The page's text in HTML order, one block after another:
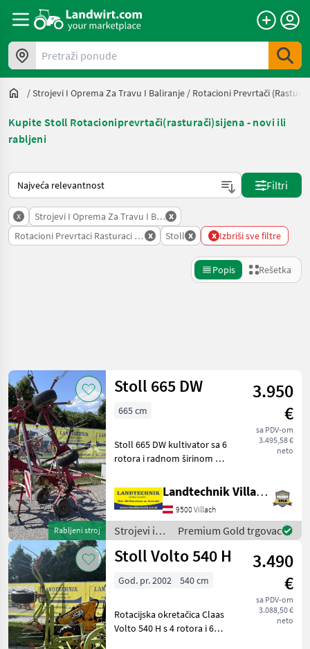
Pretraži ponude
/Strojevi I Oprema Za Travu I Baliranje / Rotacioni Prevrtači
Kupite Stoll Rotacioniprevrtači(rasturači)sijena - novi ili
rabljeni
Tako se sortira na Landwirt.com
Filtri
x Strojevi I Oprema Za Travu I Baliranje
x
Rotacioni Prevrtaci Rasturaci Sijena
x Stoll x x Izbriši sve filtre
Popis Rešetka
Kategorija 4 Država Filtri
TRENUTNA
STAZA
Poljoprivredna
tehnika
Strojevi I
Oprema
Za Travu I
Baliranje
Rotacioni
Prevrtaci
Rasturaci
Sijena
Stoll
ODABERITE
KATEGORIJU
Poništi
Prikaži
26
rezultata
Rabljeni stroj
Stoll 665 DW
3.950
€
sa PDV-om
3.495,58 €
neto
665 cm
Stoll 665 DW kultivator sa 6
rotora i radnom širinom od
zubaca, hidraulički
mehanizam za sklapanje, sa
znakovima upozorenja,
mehaničkom pred
Landtechnik Villach GmbH
9500 Villach
Strojevi i
oprema za
travu i
Stoll
Premium Gold trgovac
Stoll Volto 540 H
3.490
€
sa PDV-om
3.088,50 €
neto
God. pr. 2002 540 cm
Rotacijska okretačica Claas
Volto 540 H s 4 rotora i 6